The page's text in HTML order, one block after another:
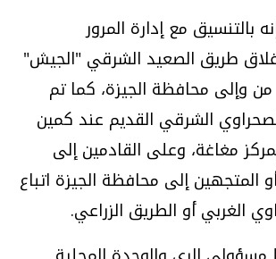
بالتنسيق مع إدارة المرور
طريق الصعيد الشرقي "الجيش"
من وإلى محافظة الجيزة، كما تم
الشرقي القديم عند كمين
مغاغة، وعلى القادمين إلى
المتجهين إلى محافظة الجيزة اتباع
الغربي أو الطريق الزراعي.